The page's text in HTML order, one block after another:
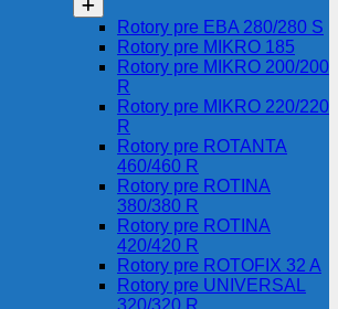
Rotory pre EBA 280/280 S
Rotory pre MIKRO 185
Rotory pre MIKRO 200/200
R
Rotory pre MIKRO 220/220
R
Rotory pre ROTANTA
460/460 R
Rotory pre ROTINA
380/380 R
Rotory pre ROTINA
420/420 R
Rotory pre ROTOFIX 32 A
Rotory pre UNIVERSAL
320/320 R